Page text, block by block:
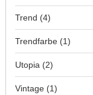
Trend (4)
Trendfarbe (1)
Utopia (2)
Vintage (1)